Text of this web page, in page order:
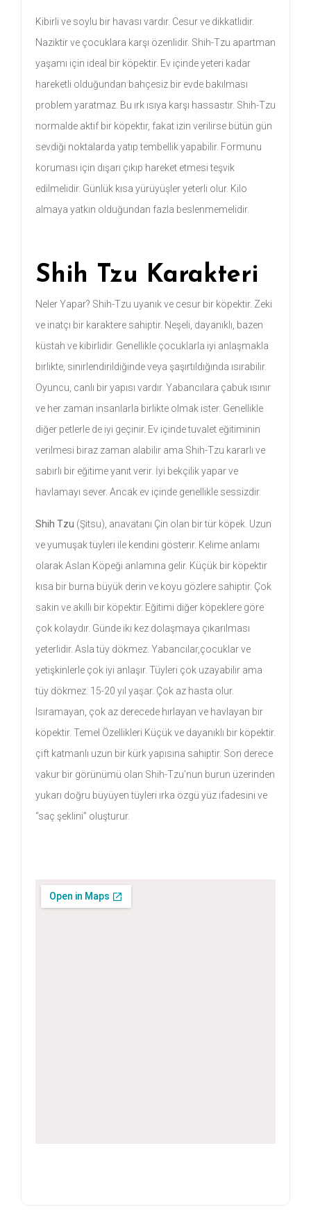
Kibirli ve soylu bir havası vardır. Cesur ve dikkatlidir.
Naziktir ve çocuklara karşı özenlidir. Shih-Tzu apartman
yaşamı için ideal bir köpektir. Ev içinde yeteri kadar
hareketli olduğundan bahçesiz bir evde bakılması
problem yaratmaz. Bu ırk ısıya karşı hassastır. Shih-Tzu
normalde aktif bir köpektir, fakat izin verilirse bütün gün
sevdiği noktalarda yatıp tembellik yapabilir. Formunu
koruması için dışarı çıkıp hareket etmesi teşvik
edilmelidir. Günlük kısa yürüyüşler yeterli olur. Kilo
almaya yatkın olduğundan fazla beslenmemelidir.
Shih Tzu Karakteri
Neler Yapar? Shih-Tzu uyanık ve cesur bir köpektir. Zeki
ve inatçı bir karaktere sahiptir. Neşeli, dayanıklı, bazen
küstah ve kibirlidir. Genellikle çocuklarla iyi anlaşmakla
birlikte, sinirlendirildiğinde veya şaşırtıldığında ısırabilir.
Oyuncu, canlı bir yapısı vardır. Yabancılara çabuk ısınır
ve her zaman insanlarla birlikte olmak ister. Genellikle
diğer petlerle de iyi geçinir. Ev içinde tuvalet eğitiminin
verilmesi biraz zaman alabilir ama Shih-Tzu kararlı ve
sabırlı bir eğitime yanıt verir. İyi bekçilik yapar ve
havlamayı sever. Ancak ev içinde genellikle sessizdir.
Shih Tzu (Şitsu), anavatanı Çin olan bir tür köpek. Uzun
ve yumuşak tüyleri ile kendini gösterir. Kelime anlamı
olarak Aslan Köpeği anlamına gelir. Küçük bir köpektir
kısa bir burna büyük derin ve koyu gözlere sahiptir. Çok
sakin ve akıllı bir köpektir. Eğitimi diğer köpeklere göre
çok kolaydır. Günde iki kez dolaşmaya çıkarılması
yeterlidir. Asla tüy dökmez. Yabancılar,çocuklar ve
yetişkinlerle çok iyi anlaşır. Tüyleri çok uzayabilir ama
tüy dökmez. 15-20 yıl yaşar. Çok az hasta olur.
Isıramayan, çok az derecede hırlayan ve havlayan bir
köpektir. Temel Özellikleri Küçük ve dayanıklı bir köpektir.
çift katmanlı uzun bir kürk yapısına sahiptir. Son derece
vakur bir görünümü olan Shih-Tzu’nun burun üzerinden
yukarı doğru büyüyen tüyleri ırka özgü yüz ifadesini ve
“saç şeklini” oluşturur.